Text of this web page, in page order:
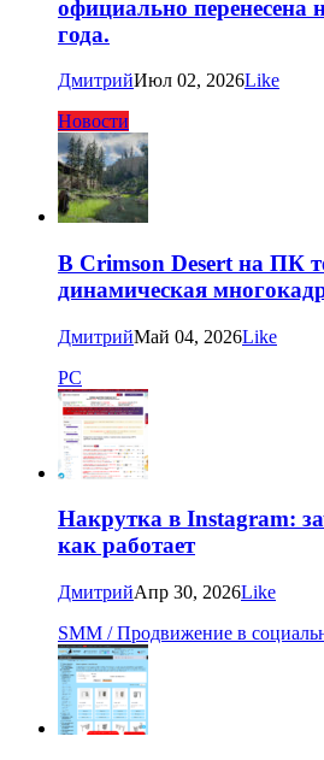
официально перенесена
года.
ДмитрийИюл 02, 2026Like
Новости
В Crimson Desert на ПК
динамическая
ДмитрийМай 04, 2026Like
PC
Накрутка в Instagram:
как работает
ДмитрийАпр 30, 2026Like
SMM / Продвижение в